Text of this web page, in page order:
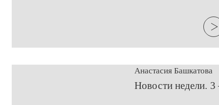
Анастасия Башкатова
​Новости недели.